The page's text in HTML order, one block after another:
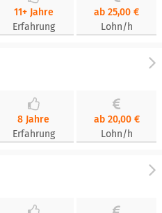
11+ Jahre
Erfahrung
ab 25,00 €
Lohn/h
8 Jahre
Erfahrung
ab 20,00 €
Lohn/h